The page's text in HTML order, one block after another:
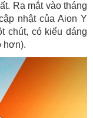
Ra mắt vào tháng
nhật của Aion Y
chút, có kiểu dáng
hơn).